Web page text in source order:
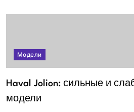
Модели
Haval Jolion: сильные и
модели